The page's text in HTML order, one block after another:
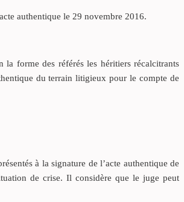
authentique le 29 novembre 2016.
la forme des référés les héritiers récalcitrants
du terrain litigieux pour le compte de
à la signature de l’acte authentique de
de crise. Il considère que le juge peut